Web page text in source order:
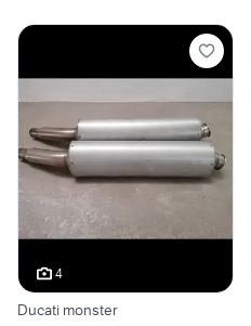
4
Ducati monster